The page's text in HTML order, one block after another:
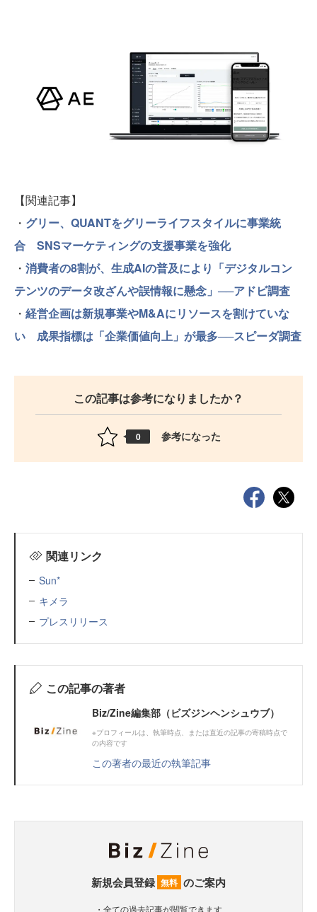
【関連記事】
・ グリー、QUANTをグリーライフスタイルに事業統
合 SNSマーケティングの支援事業を強化
・ 消費者の8割が、生成AIの普及により「デジタルコン
テンツのデータ改ざんや誤情報に懸念」──アドビ調査
・ 経営企画は新規事業やM&Aにリソースを割けていな
い 成果指標は「企業価値向上」が最多──スピーダ調査
この記事は参考になりましたか？
0 参考になった
関連リンク
Sun*
キメラ
プレスリリース
この記事の著者
Biz/Zine編集部（ビズジンヘンシュウブ）
※プロフィールは、執筆時点、または直近の記事の寄稿時点で
の内容です
この著者の最近の執筆記事
新規会員登録 無料 のご案内
・全ての過去記事が閲覧できます